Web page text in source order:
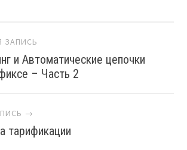
и Автоматические цепочки
– Часть 2
→
тарификации